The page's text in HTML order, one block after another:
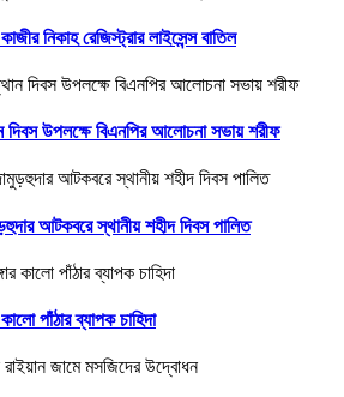
নিকাহ রেজিস্ট্রার লাইসেন্স বাতিল
উপলক্ষে বিএনপির আলোচনা সভায় শরীফ
আটকবরে স্থানীয় শহীদ দিবস পালিত
পাঁঠার ব্যাপক চাহিদা